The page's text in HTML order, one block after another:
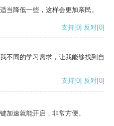
当降低一些，这样会更加亲民。
支持[0] 反对[0]
不同的学习需求，让我能够找到自
支持[0] 反对[0]
加速就能开启，非常方便。